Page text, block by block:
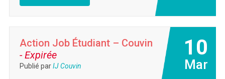
Action Job Étudiant – Couvin
- Expirée
Publié par IJ Couvin
10
Mar